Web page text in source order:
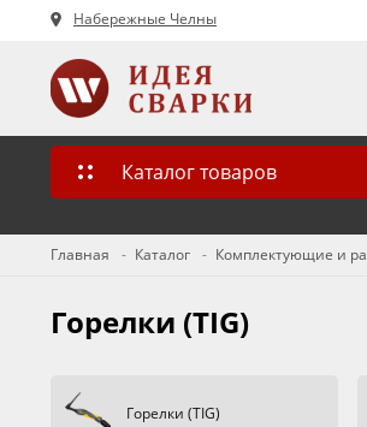
Набережные Челны
Каталог товаров
Главная Каталог Комплектующие и
Горелки (TIG)
Горелки (TIG)